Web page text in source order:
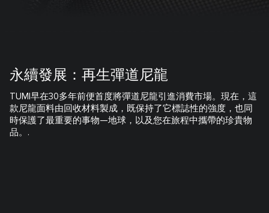
永續發展：再生彈道尼龍
TUMI早在30多年前便首度將彈道尼龍引進消費市場。現在，這
款尼龍面料由回收材料製成，既保持了它標誌性的強度，也同
時保護了最重要的事物—地球，以及您在旅程中攜帶的珍貴物
品。.